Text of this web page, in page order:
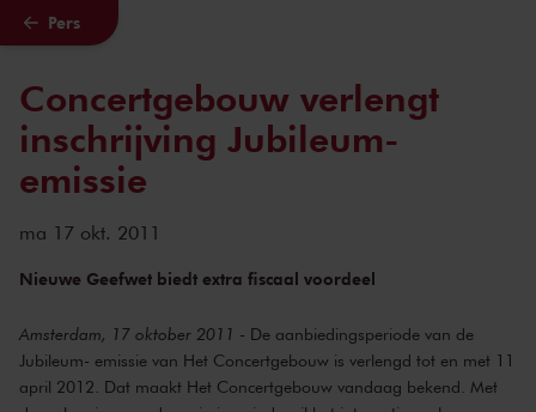
Naar hoofdcontent
Pers
Concertgebouw verlengt
inschrijving Jubileum-
emissie
ma 17 okt. 2011
Nieuwe Geefwet biedt extra fiscaal voordeel
Amsterdam, 17 oktober 2011 - De aanbiedingsperiode van de
Jubileum- emissie van Het Concertgebouw is verlengd tot en met 11
april 2012. Dat maakt Het Concertgebouw vandaag bekend. Met